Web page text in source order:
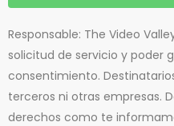
Responsable: The Video
solicitud de servicio y poder
consentimiento.
terceros ni otras empresas.
derechos como te